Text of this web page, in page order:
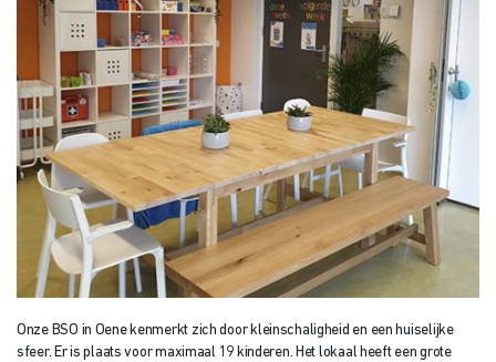
Onze BSO in Oene kenmerkt zich door kleinschaligheid en een huiselijke
sfeer. Er is plaats voor maximaal 19 kinderen. Het lokaal heeft een grote